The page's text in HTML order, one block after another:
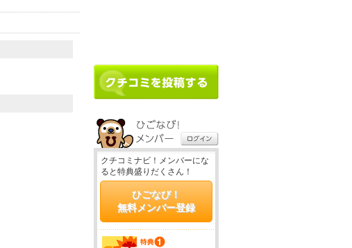
クチコミナビ！メンバーにな
ると特典盛りだくさん！
ひごなび！
無料メンバー登録